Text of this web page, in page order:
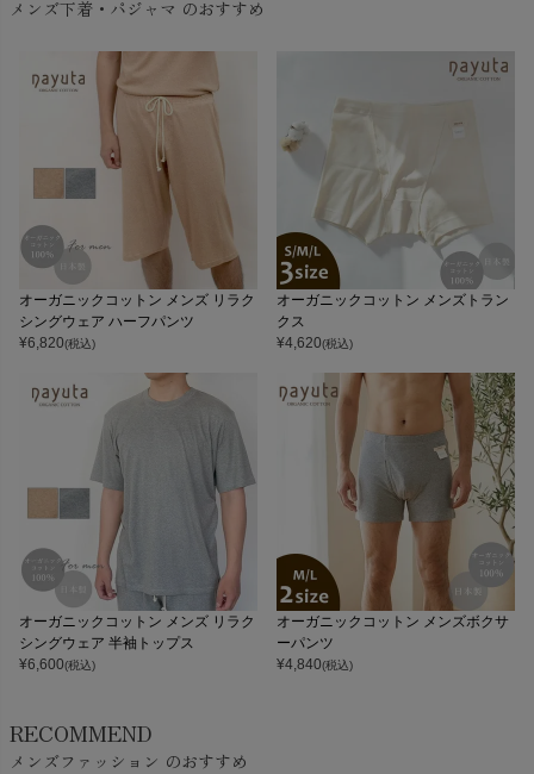
メンズ下着・パジャマ のおすすめ
オーガニックコットン メンズ リラク
シングウェア ハーフパンツ
¥6,820(税込)
オーガニックコットン メンズトラン
クス
¥4,620(税込)
オーガニックコットン メンズ リラク
シングウェア 半袖トップス
¥6,600(税込)
オーガニックコットン メンズボクサ
ーパンツ
¥4,840(税込)
RECOMMEND
メンズファッション のおすすめ